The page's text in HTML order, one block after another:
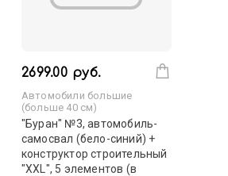
2699.00 руб.
Автомобили большие
(больше 40 см)
"Буран" №3, автомобиль-
самосвал (бело-синий) +
конструктор строительный
"XXL", 5 элементов (в